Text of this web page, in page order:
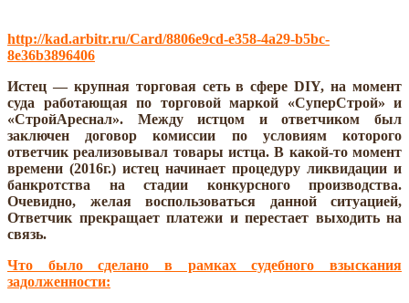
http://kad.arbitr.ru/Card/8806e9cd-e358-4a29-b5bc-
8e36b3896406
Истец — крупная торговая сеть в сфере DIY, на момент
суда работающая по торговой маркой «СуперСтрой» и
«СтройАреснал». Между истцом и ответчиком был
заключен договор комиссии по условиям которого
ответчик реализовывал товары истца. В какой-то момент
времени (2016г.) истец начинает процедуру ликвидации и
банкротства на стадии конкурсного производства.
Очевидно, желая воспользоваться данной ситуацией,
Ответчик прекращает платежи и перестает выходить на
связь.
Что было сделано в рамках судебного взыскания
задолженности: